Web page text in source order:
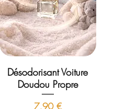
Désodorisant Voiture
Doudou Propre
Prix